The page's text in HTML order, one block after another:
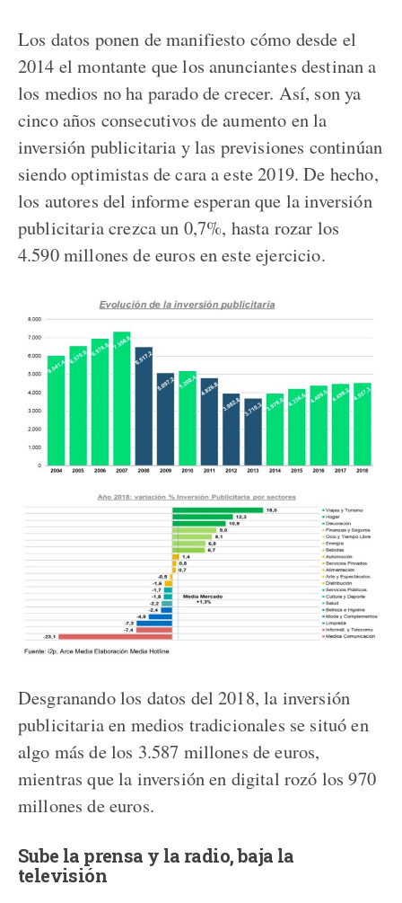
Los datos ponen de manifiesto cómo desde el
2014 el montante que los anunciantes destinan a
los medios no ha parado de crecer. Así, son ya
cinco años consecutivos de aumento en la
inversión publicitaria y las previsiones continúan
siendo optimistas de cara a este 2019. De hecho,
los autores del informe esperan que la inversión
publicitaria crezca un 0,7%, hasta rozar los
4.590 millones de euros en este ejercicio.
Desgranando los datos del 2018, la inversión
publicitaria en medios tradicionales se situó en
algo más de los 3.587 millones de euros,
mientras que la inversión en digital rozó los 970
millones de euros.
Sube la prensa y la radio, baja la
televisión